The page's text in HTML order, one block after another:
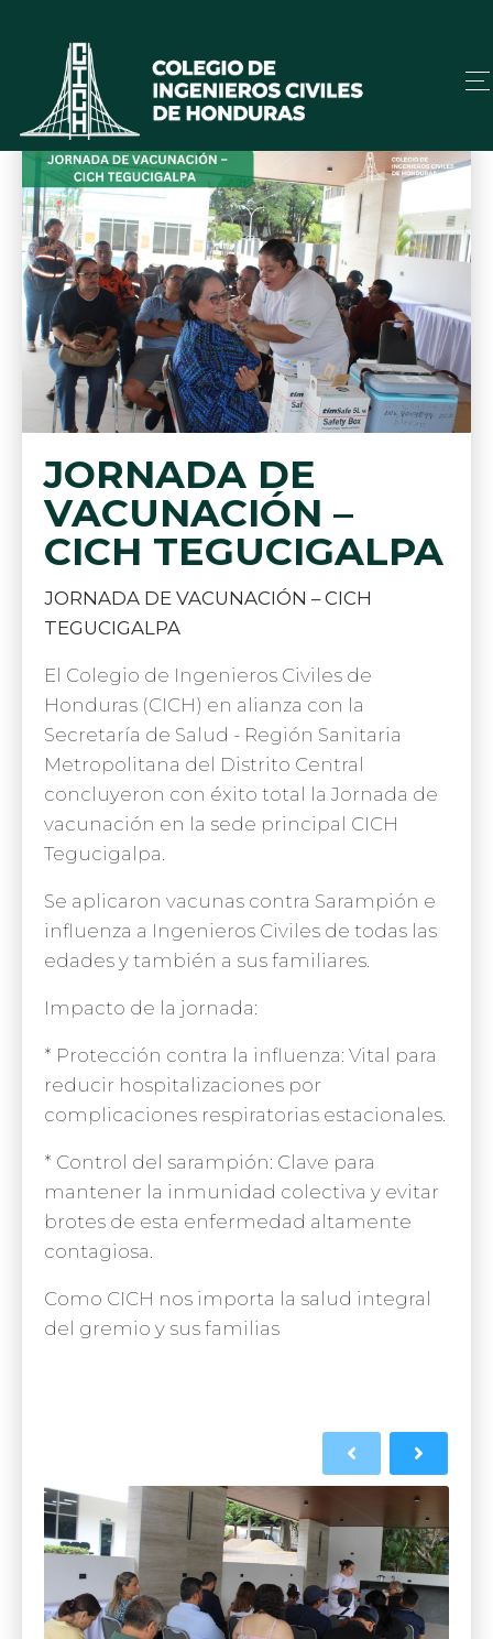
JORNADA DE
VACUNACIÓN –
CICH TEGUCIGALPA
JORNADA DE VACUNACIÓN – CICH
TEGUCIGALPA
El Colegio de Ingenieros Civiles de
Honduras (CICH) en alianza con la
Secretaría de Salud - Región Sanitaria
Metropolitana del Distrito Central
concluyeron con éxito total la Jornada de
vacunación en la sede principal CICH
Tegucigalpa.
Se aplicaron vacunas contra Sarampión e
influenza a Ingenieros Civiles de todas las
edades y también a sus familiares.
Impacto de la jornada:
* Protección contra la influenza: Vital para
reducir hospitalizaciones por
complicaciones respiratorias estacionales.
* Control del sarampión: Clave para
mantener la inmunidad colectiva y evitar
brotes de esta enfermedad altamente
contagiosa.
Como CICH nos importa la salud integral
del gremio y sus familias